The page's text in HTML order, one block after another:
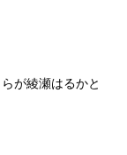
が綾瀬はるかと